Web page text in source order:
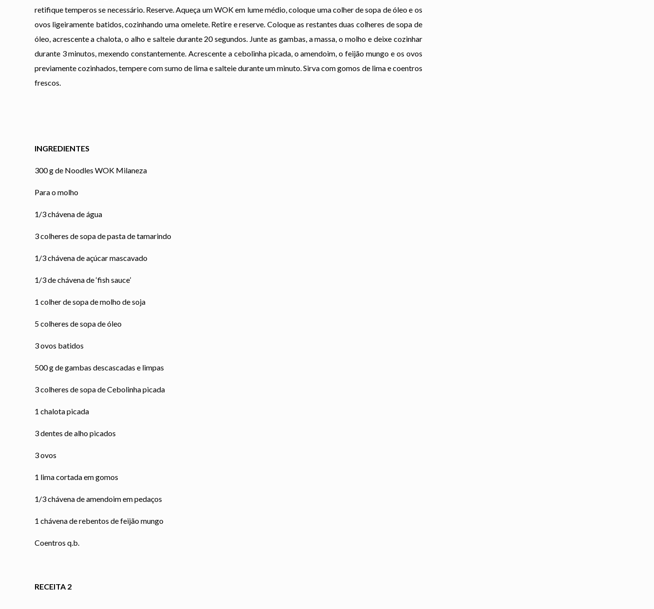
retifique temperos se necessário. Reserve. Aqueça um WOK em lume médio, coloque uma colher de sopa de óleo e os
ovos ligeiramente batidos, cozinhando uma omelete. Retire e reserve. Coloque as restantes duas colheres de sopa de
óleo, acrescente a chalota, o alho e salteie durante 20 segundos. Junte as gambas, a massa, o molho e deixe cozinhar
durante 3 minutos, mexendo constantemente. Acrescente a cebolinha picada, o amendoim, o feijão mungo e os ovos
previamente cozinhados, tempere com sumo de lima e salteie durante um minuto. Sirva com gomos de lima e coentros
frescos.
INGREDIENTES
300 g de Noodles WOK Milaneza
Para o molho
1/3 chávena de água
3 colheres de sopa de pasta de tamarindo
1/3 chávena de açúcar mascavado
1/3 de chávena de ‘fish sauce’
1 colher de sopa de molho de soja
5 colheres de sopa de óleo
3 ovos batidos
500 g de gambas descascadas e limpas
3 colheres de sopa de Cebolinha picada
1 chalota picada
3 dentes de alho picados
3 ovos
1 lima cortada em gomos
1/3 chávena de amendoim em pedaços
1 chávena de rebentos de feijão mungo
Coentros q.b.
RECEITA 2